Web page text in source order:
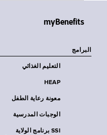
myBenefits
البرامج
التعليم الغذائي
HEAP
معونة رعاية الطفل
الوجبات المدرسية
SSI برنامج الولاية